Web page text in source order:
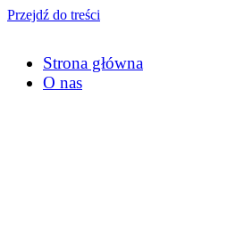
Przejdź do treści
Strona główna
O nas